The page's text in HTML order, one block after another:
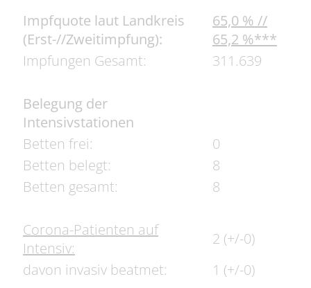
Impfquote laut Landkreis
(Erst-//Zweitimpfung):
65,0 % //
65,2 %***
Impfungen Gesamt:
311.639
Belegung der
Intensivstationen
Betten frei:
0
Betten belegt:
8
Betten gesamt:
8
Corona-Patienten auf
Intensiv:
2 (+/-0)
davon invasiv beatmet:
1 (+/-0)